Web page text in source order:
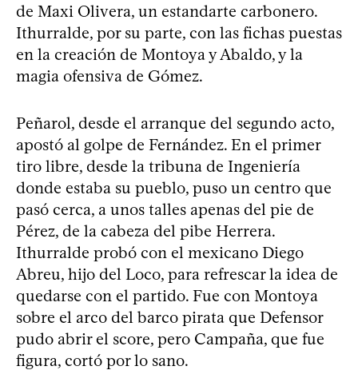
de Maxi Olivera, un estandarte carbonero.
Ithurralde, por su parte, con las fichas puestas
en la creación de Montoya y Abaldo, y la
magia ofensiva de Gómez.
Peñarol, desde el arranque del segundo acto,
apostó al golpe de Fernández. En el primer
tiro libre, desde la tribuna de Ingeniería
donde estaba su pueblo, puso un centro que
pasó cerca, a unos talles apenas del pie de
Pérez, de la cabeza del pibe Herrera.
Ithurralde probó con el mexicano Diego
Abreu, hijo del Loco, para refrescar la idea de
quedarse con el partido. Fue con Montoya
sobre el arco del barco pirata que Defensor
pudo abrir el score, pero Campaña, que fue
figura, cortó por lo sano.